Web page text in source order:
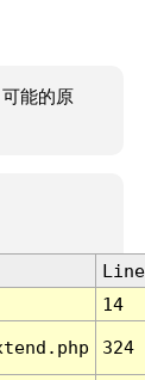
能的原
Line
14
324